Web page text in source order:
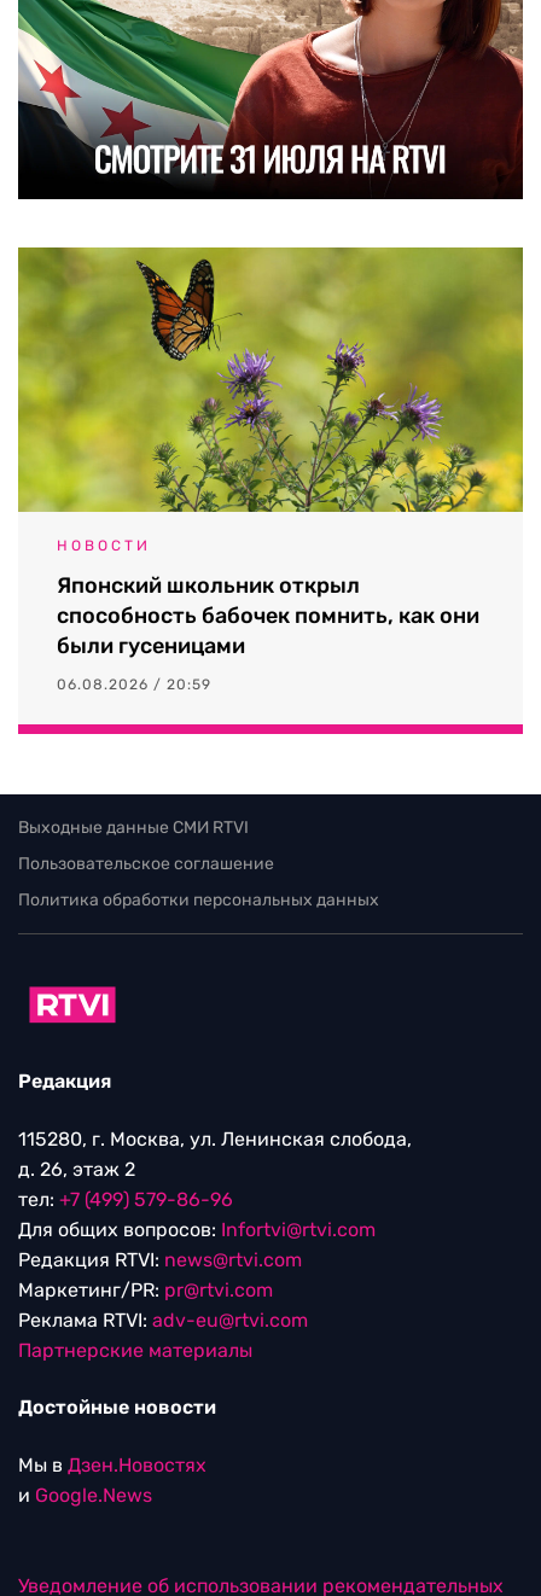
НОВОСТИ
Японский школьник открыл
способность бабочек помнить, как они
были гусеницами
06.08.2026 / 20:59
Выходные данные СМИ RTVI
Пользовательское соглашение
Политика обработки персональных данных
Редакция
115280, г. Москва, ул. Ленинская слобода,
д. 26, этаж 2
тел: +7 (499) 579-86-96
Для общих вопросов: Infortvi@rtvi.com
Редакция RTVI: news@rtvi.com
Маркетинг/PR: pr@rtvi.com
Реклама RTVI: adv-eu@rtvi.com
Партнерские материалы
Достойные новости
Мы в Дзен.Новостях
и Google.News
Уведомление об использовании рекомендательных